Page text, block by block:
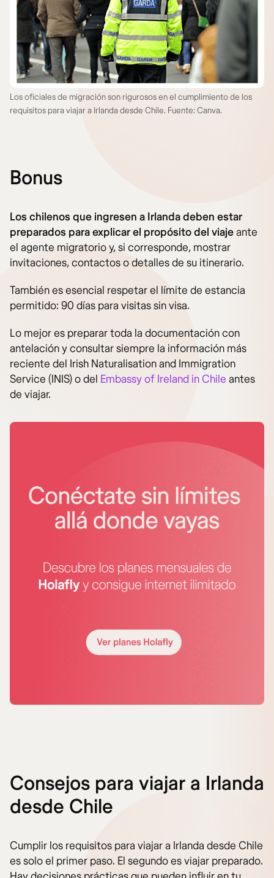
Los oficiales de migración son rigurosos en el cumplimiento de los
requisitos para viajar a Irlanda desde Chile. Fuente: Canva.
Bonus
Los chilenos que ingresen a Irlanda deben estar
preparados para explicar el propósito del viajeante
el agente migratorio y, si corresponde, mostrar
invitaciones, contactos o detalles de su itinerario.
También es esencial respetar el límite de estancia
permitido: 90 días para visitas sin visa.
Lo mejor es preparar toda la documentación con
antelación y consultar siempre la información más
reciente del Irish Naturalisation and Immigration
Service (INIS) o del Embassy of Ireland in Chile antes
de viajar.
Consejos para viajar a Irlanda
desde Chile
Cumplir los requisitos para viajar a Irlanda desde Chile
es solo el primer paso. El segundo es viajar preparado.